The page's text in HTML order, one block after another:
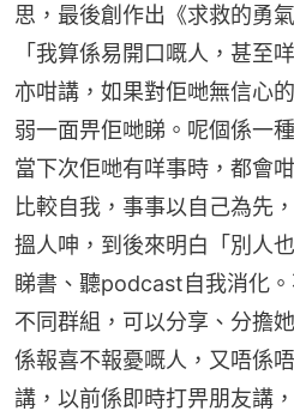
思，最後創作出《求救的勇
「我算係易開口嘅人，甚至
亦咁講，如果對佢哋無信心
弱一面畀佢哋睇。呢個係一
當下次佢哋有咩事時，都會
比較自我，事事以自己為先
搵人呻，到後來明白「別人
睇書、聽podcast自我消化
不同群組，可以分享、分擔
係報喜不報憂嘅人，又唔係
講，以前係即時打畀朋友講